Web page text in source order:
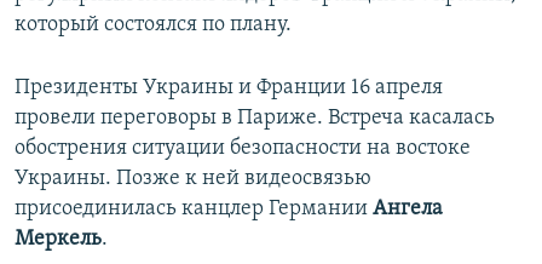
который состоялся по плану.
Президенты Украины и Франции 16 апреля
провели переговоры в Париже. Встреча касалась
обострения ситуации безопасности на востоке
Украины. Позже к ней видеосвязью
присоединилась канцлер Германии Ангела
Меркель.